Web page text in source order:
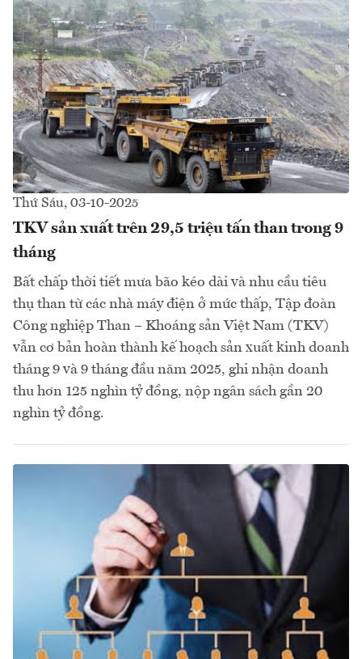
Thứ Sáu, 03-10-2025
TKV sản xuất trên 29,5 triệu tấn than trong 9
tháng
Bất chấp thời tiết mưa bão kéo dài và nhu cầu tiêu
thụ than từ các nhà máy điện ở mức thấp, Tập đoàn
Công nghiệp Than – Khoáng sản Việt Nam (TKV)
vẫn cơ bản hoàn thành kế hoạch sản xuất kinh doanh
tháng 9 và 9 tháng đầu năm 2025, ghi nhận doanh
thu hơn 125 nghìn tỷ đồng, nộp ngân sách gần 20
nghìn tỷ đồng.